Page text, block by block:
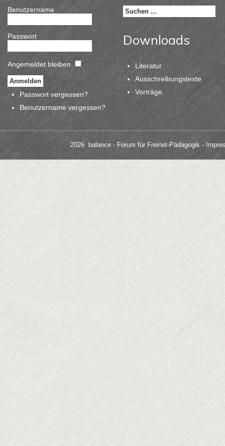
Benutzername
Passwort
Angemeldet bleiben
Passwort vergessen?
Benutzername vergessen?
Downloads
Literatur
Ausschreibungstexte
Vorträge
2026 balance - Forum für Freinet-Pädagogik -